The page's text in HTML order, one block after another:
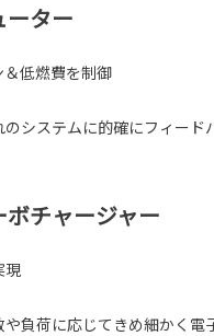
ーター
低燃費を制御
システムに的確にフィード
チャージャー
現
負荷に応じてきめ細かく電